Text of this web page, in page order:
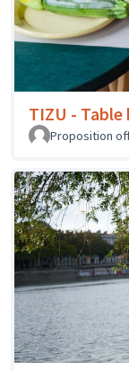
TIZU - Table
Proposition